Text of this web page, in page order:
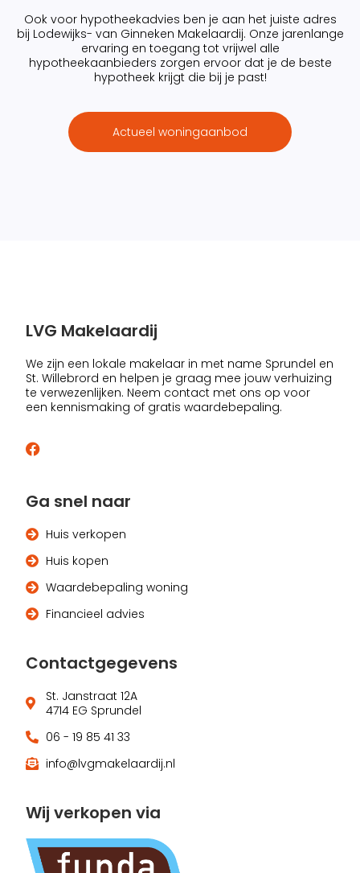
Ook voor hypotheekadvies ben je aan het juiste adres
bij Lodewijks- van Ginneken Makelaardij. Onze jarenlange
ervaring en toegang tot vrijwel alle
hypotheekaanbieders zorgen ervoor dat je de beste
hypotheek krijgt die bij je past!
Actueel woningaanbod
LVG Makelaardij
We zijn een lokale makelaar in met name Sprundel en
St. Willebrord en helpen je graag mee jouw verhuizing
te verwezenlijken. Neem contact met ons op voor
een kennismaking of gratis waardebepaling.
Ga snel naar
Huis verkopen
Huis kopen
Waardebepaling woning
Financieel advies
Contactgegevens
St. Janstraat 12A
4714 EG Sprundel
06 - 19 85 41 33
info@lvgmakelaardij.nl
Wij verkopen via